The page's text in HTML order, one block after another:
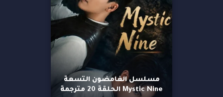
مسلسل الغامضون التسعة
Mystic Nine الحلقة 20 مترجمة